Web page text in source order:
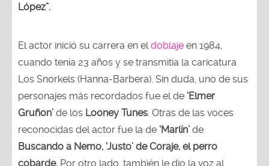
López”.
El actor inició su carrera en el doblaje en 1984,
cuando tenía 23 años y se transmitía la caricatura
Los Snorkels (Hanna-Barbera). Sin duda, uno de sus
personajes más recordados fue el de ‘Elmer
Gruñon’ de los Looney Tunes . Otras de las voces
reconocidas del actor fue la de ‘Marlín’ de
Buscando a Nemo, ‘Justo’ de Coraje, el perro
cobarde. Por otro lado, también le dio la voz al